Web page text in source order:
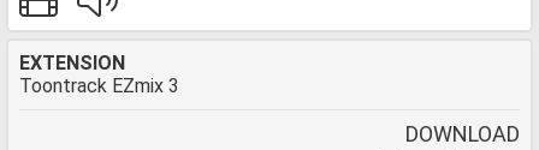
EXTENSION
Toontrack EZmix 3
DOWNLOAD